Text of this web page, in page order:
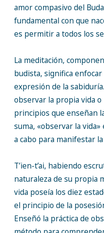
amor compasivo del
fundamental con que
es permitir a todos los
La meditación,
budista, significa
expresión de la
observar la propia vida
principios que enseñan
suma, «observar la
a cabo para manifestar
T’ien-t’ai, habiendo
naturaleza de su propia
vida poseía los diez
el principio de la
Enseñó la práctica de